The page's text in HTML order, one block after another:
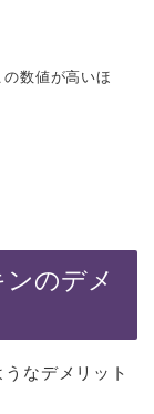
数値が高いほ
のデメ
なデメリット